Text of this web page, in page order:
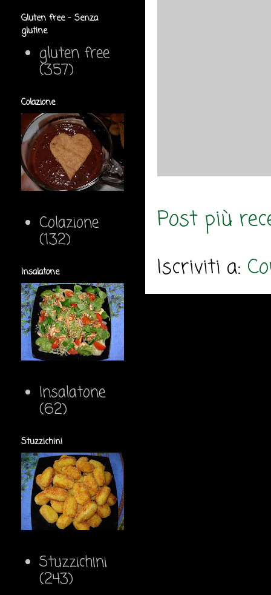
Post più
Iscriviti a:
Gluten free - Senza
glutine
gluten free
(357)
Colazione
Colazione
(132)
Insalatone
Insalatone
(62)
Stuzzichini
Stuzzichini
(243)